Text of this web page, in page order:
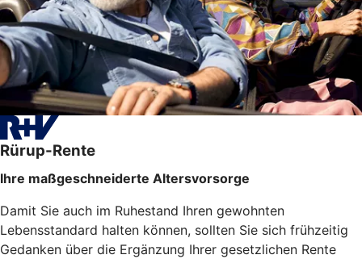
Rürup-Rente
Ihre maßgeschneiderte Altersvorsorge
Damit Sie auch im Ruhestand Ihren gewohnten
Lebensstandard halten können, sollten Sie sich frühzeitig
Gedanken über die Ergänzung Ihrer gesetzlichen Rente